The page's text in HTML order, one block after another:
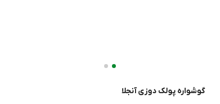
گوشواره پولک دوزی آنجلا